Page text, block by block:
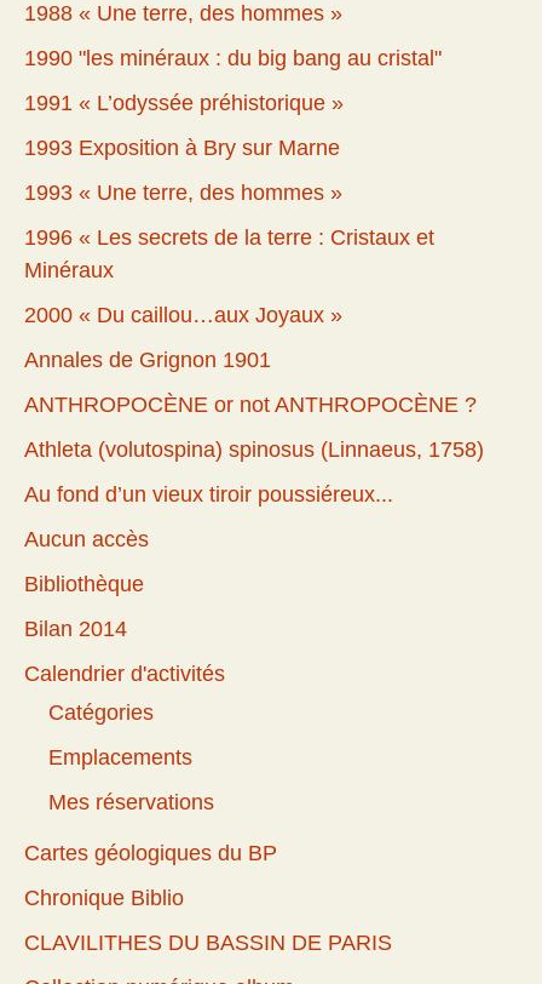
1988 « Une terre, des hommes »
1990 "les minéraux : du big bang au cristal"
1991 « L’odyssée préhistorique »
1993 Exposition à Bry sur Marne
1993 « Une terre, des hommes »
1996 « Les secrets de la terre : Cristaux et
Minéraux
2000 « Du caillou…aux Joyaux »
Annales de Grignon 1901
ANTHROPOCÈNE or not ANTHROPOCÈNE ?
Athleta (volutospina) spinosus (Linnaeus, 1758)
Au fond d’un vieux tiroir poussiéreux...
Aucun accès
Bibliothèque
Bilan 2014
Calendrier d'activités
Catégories
Emplacements
Mes réservations
Cartes géologiques du BP
Chronique Biblio
CLAVILITHES DU BASSIN DE PARIS